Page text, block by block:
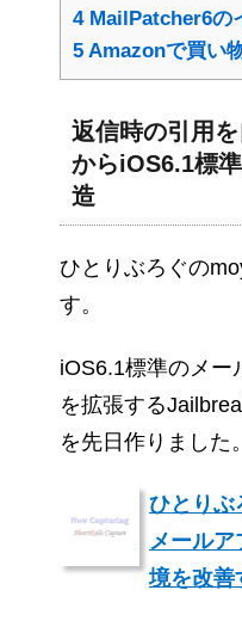
4MailPatcher6の
5 Amazonで買い
返信時の引用
からiOS6.1標
造
ひとりぶろぐの
す。
iOS6.1標準のメー
を拡張する
を先日作りました。
ひとり
メールア
境を改